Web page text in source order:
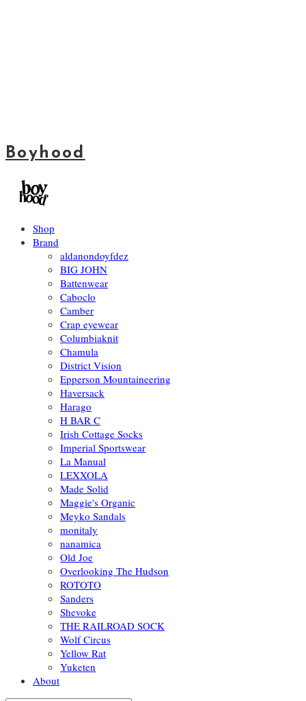
Boyhood
Shop
Brand
aldanondoyfdez
BIG JOHN
Battenwear
Caboclo
Camber
Crap eyewear
Columbiaknit
Chamula
District Vision
Epperson Mountaineering
Haversack
Harago
H BAR C
Irish Cottage Socks
Imperial Sportswear
La Manual
LEXXOLA
Made Solid
Maggie's Organic
Meyko Sandals
monitaly
nanamica
Old Joe
Overlooking The Hudson
ROTOTO
Sanders
Shevoke
THE RAILROAD SOCK
Wolf Circus
Yellow Rat
Yuketen
About